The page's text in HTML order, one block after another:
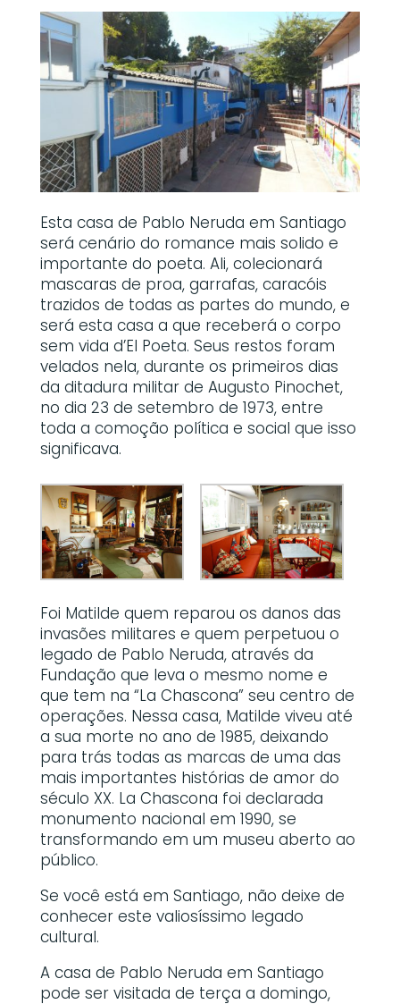
Esta casa de Pablo Neruda em Santiago
será cenário do romance mais solido e
importante do poeta. Ali, colecionará
mascaras de proa, garrafas, caracóis
trazidos de todas as partes do mundo, e
será esta casa a que receberá o corpo
sem vida d’El Poeta. Seus restos foram
velados nela, durante os primeiros dias
da ditadura militar de Augusto Pinochet,
no dia 23 de setembro de 1973, entre
toda a comoção política e social que isso
significava.
Foi Matilde quem reparou os danos das
invasões militares e quem perpetuou o
legado de Pablo Neruda, através da
Fundação que leva o mesmo nome e
que tem na “La Chascona” seu centro de
operações. Nessa casa, Matilde viveu até
a sua morte no ano de 1985, deixando
para trás todas as marcas de uma das
mais importantes histórias de amor do
século XX. La Chascona foi declarada
monumento nacional em 1990, se
transformando em um museu aberto ao
público.
Se você está em Santiago, não deixe de
conhecer este valiosíssimo legado
cultural.
A casa de Pablo Neruda em Santiago
pode ser visitada de terça a domingo,